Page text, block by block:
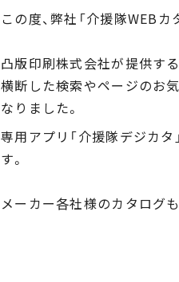
この度、弊社「介援隊WEB
凸版印刷株式会社が提供す
横断した検索やページのお
なりました。
専用アプリ「介援隊デジカ
す。
メーカー各社様のカタログ